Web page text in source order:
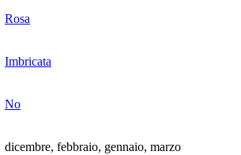
Rosa
Imbricata
No
dicembre, febbraio, gennaio, marzo